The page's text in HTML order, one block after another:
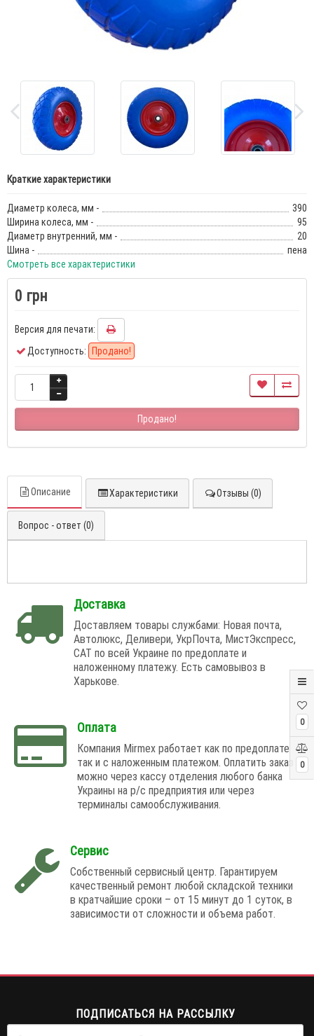
0
0
Краткие характеристики
Диаметр колеса, мм -
390
Ширина колеса, мм -
95
Диаметр внутренний, мм -
20
Шина -
пена
Смотреть все характеристики
0 грн
Версия для печати:
Доступность: Продано!
Продано!
Описание Характеристики Отзывы (0)
Вопрос - ответ (0)
Доставка
Доставляем товары службами: Новая почта,
Автолюкс, Деливери, УкрПочта, МистЭкспресс,
САТ по всей Украине по предоплате и
наложенному платежу. Есть самовывоз в
Харькове.
Оплата
Компания Mirmex работает как по предоплате
так и с наложенным платежом. Оплатить заказ
можно через кассу отделения любого банка
Украины на р/с предприятия или через
терминалы самообслуживания.
Сервис
Собственный сервисный центр. Гарантируем
качественный ремонт любой складской техники
в кратчайшие сроки – от 15 минут до 1 суток, в
зависимости от сложности и объема работ.
ПОДПИСАТЬСЯ НА РАССЫЛКУ